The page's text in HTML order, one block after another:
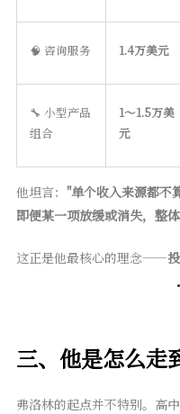
🧠 咨询服务 1.4万美元
🔧 小型产品
组合
1～1.5万美
元
他坦言： "单个收入来源都不
即便某一项放缓或消失，整
这正是他最核心的理念——
三、他是怎么走
弗洛林的起点并不特别。高